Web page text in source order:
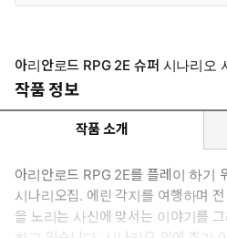
아리안로드 RPG 2E 슈퍼 시나리오
작품 정보
작품 소개
아리안로드 RPG 2E를 플레이 하기
시나리오집. 에린 각지를 여행하며
을 노리는 사신에 맞서는 이야기를